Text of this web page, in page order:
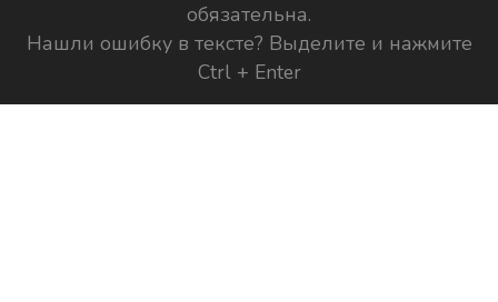
обязательна.
Нашли ошибку в тексте? Выделите и нажмите
Ctrl + Enter